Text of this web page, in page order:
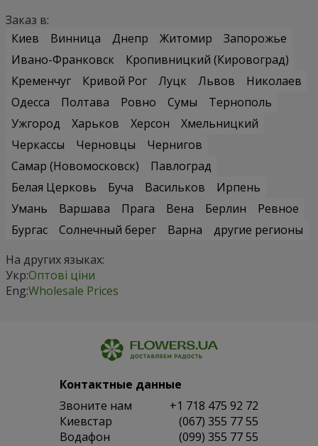
Заказ в:
Киев
Винница Днепр Житомир
Запорожье
Ивано-Франковск
Кропивницкий (Кировоград)
Кременчуг
Кривой Рог Луцк Львов
Николаев
Одесса
Полтава Ровно Сумы
Тернополь
Ужгород
Харьков Херсон
Хмельницкий
Черкассы
Черновцы
Чернигов
Самар (Новомосковск)
Павлоград
Белая Церковь
Буча Васильков
Ирпень
Умань
Варшава Прага Вена Берлин
Ревное
Бургас
Солнечный берег Варна
другие регионы
На других языках:
Укр:Оптові ціни
Eng:Wholesale Prices
Контактные данные
Звоните нам
+1 718 475 92 72
Киевстар
(067) 355 77 55
Водафон
(099) 355 77 55